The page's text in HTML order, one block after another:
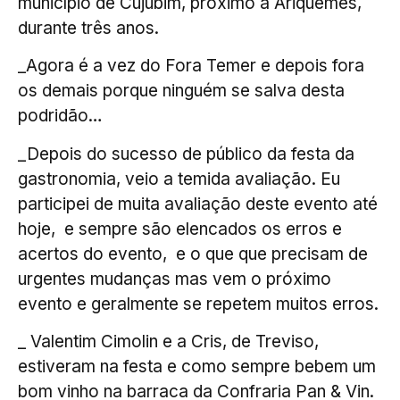
durante três anos.
_Agora é a vez do Fora Temer e depois fora
os demais porque ninguém se salva desta
podridão…
_Depois do sucesso de público da festa da
gastronomia, veio a temida avaliação. Eu
participei de muita avaliação deste evento até
hoje, e sempre são elencados os erros e
acertos do evento, e o que que precisam de
urgentes mudanças mas vem o próximo
evento e geralmente se repetem muitos erros.
_ Valentim Cimolin e a Cris, de Treviso,
estiveram na festa e como sempre bebem um
bom vinho na barraca da Confraria Pan & Vin.